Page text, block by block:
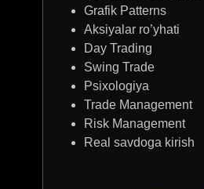
Grafik Patterns
Aksiyalar ro’yhati
Day Trading
Swing Trade
Psixologiya
Trade Management
Risk Management
Real savdoga kirish
VIP
MODULLAR:
Stock Market
2. Trading
3. Fundamental bilimlar
4. Islom Moliyasi
5. Fundamental Pro